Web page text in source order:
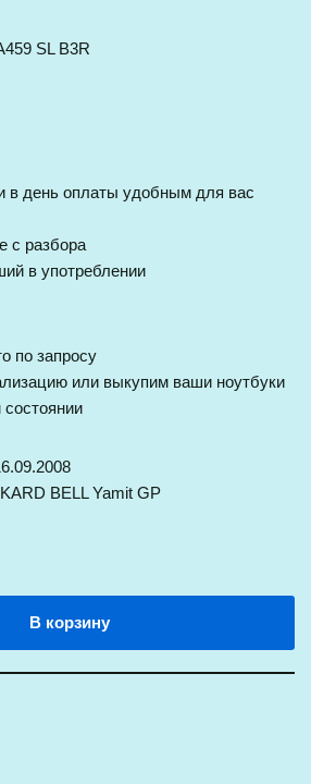
SL B3R
в день оплаты удобным для вас
с разбора
в употреблении
по запросу
или выкупим ваши ноутбуки
BELL Yamit GP
В корзину